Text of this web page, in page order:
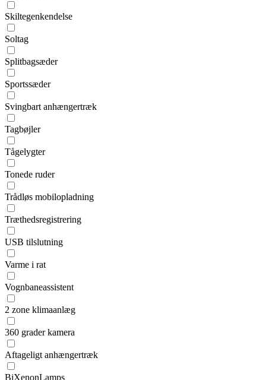
Skiltegenkendelse
Soltag
Splitbagsæder
Sportssæder
Svingbart anhængertræk
Tagbøjler
Tågelygter
Tonede ruder
Trådløs mobilopladning
Træthedsregistrering
USB tilslutning
Varme i rat
Vognbaneassistent
2 zone klimaanlæg
360 grader kamera
Aftageligt anhængertræk
BiXenonLamps